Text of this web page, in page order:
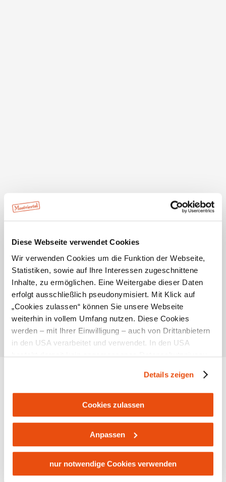
Diese Webseite verwendet Cookies
Wir verwenden Cookies um die Funktion der Webseite,
Statistiken, sowie auf Ihre Interessen zugeschnittene
Inhalte, zu ermöglichen. Eine Weitergabe dieser Daten
erfolgt ausschließlich pseudonymisiert. Mit Klick auf
„Cookies zulassen“ können Sie unsere Webseite
weiterhin in vollem Umfang nutzen. Diese Cookies
werden – mit Ihrer Einwilligung – auch von Drittanbietern
in den USA verarbeitet und verwendet. In den USA
besteht derzeit kein angemessenes Datenschutzniveau,
Sicherheitsbehörden entsprechende Anordnungen
gegenüber den Drittanbietern (Google und Meta
Platforms, Inc.) treffen, um Zugriff zu Daten zu Kontroll-
und Überwachungszwecken zu erhalten. Dagegen gibt es
Rechtsschutzmöglichkeiten. Zudem werden von den
USA keine geeigneten Garantien für den Schutz
personenbezogener Daten gewährt. Wir leiten nur Ihre IP-
Adresse (in gekürzter Form, sodass keine eindeutige
Details zeigen
Cookies zulassen
Anpassen
nur notwendige Cookies verwenden
Beschreibung
Vom Buschniggweg genießt man einen schönen
Ausblick auf Mariazell, die Basilika und die umliegende
Bergwelt.
Öffentliche Anreise
Route mit Google Maps